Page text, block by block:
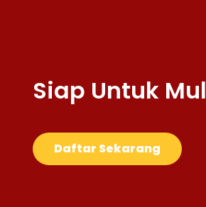
Siap Untuk
Daftar Sekarang